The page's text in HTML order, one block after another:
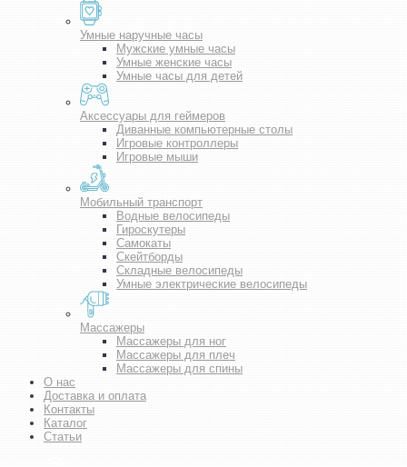
Умные наручные часы
Мужские умные часы
Умные женские часы
Умные часы для детей
Аксессуары для геймеров
Диванные компьютерные столы
Игровые контроллеры
Игровые мыши
Мобильный транспорт
Водные велосипеды
Гироскутеры
Самокаты
Скейтборды
Складные велосипеды
Умные электрические велосипеды
Массажеры
Массажеры для ног
Массажеры для плеч
Массажеры для спины
О нас
Доставка и оплата
Контакты
Каталог
Статьи